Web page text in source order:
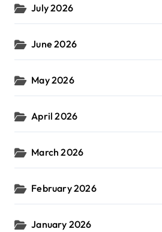
July 2026
June 2026
May 2026
April 2026
March 2026
February 2026
January 2026